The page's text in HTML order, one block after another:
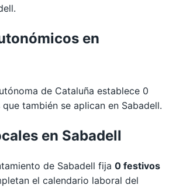
en
de Cataluña establece 0
también se aplican en Sabadell.
en Sabadell
de Sabadell fija 0 festivos
el calendario laboral del